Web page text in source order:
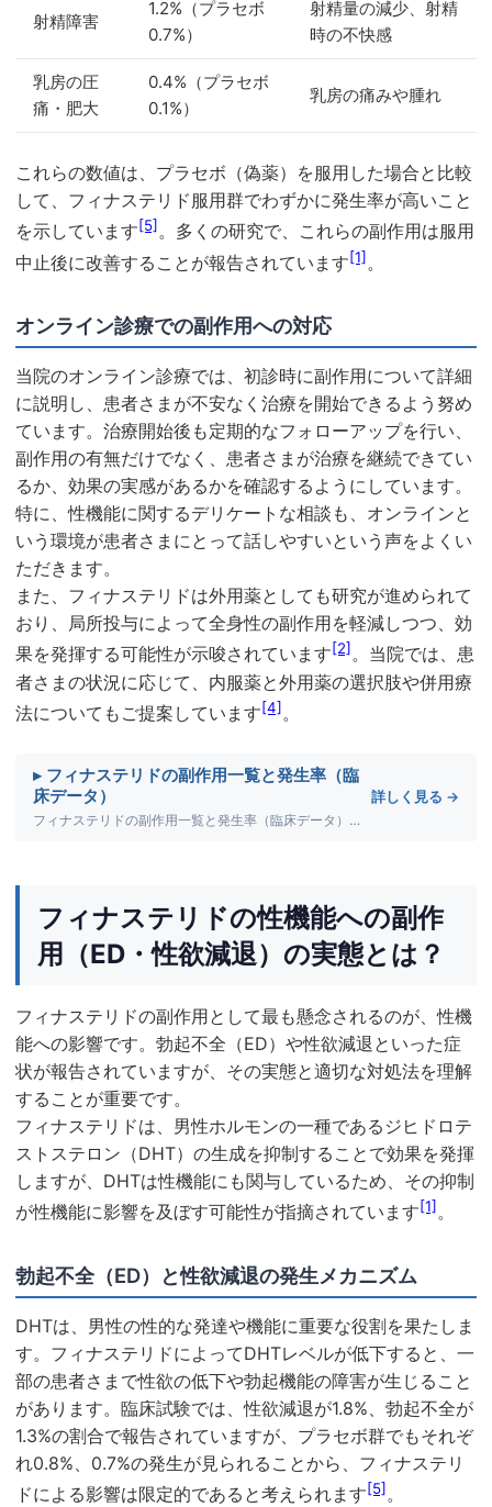
射精障害
1.2%（プラセボ
0.7%）
射精量の減少、射精
時の不快感
乳房の圧
痛・肥大
0.4%（プラセボ
0.1%）
乳房の痛みや腫れ
これらの数値は、プラセボ（偽薬）を服用した場合と比較
して、フィナステリド服用群でわずかに発生率が高いこと
を示しています[5] 。多くの研究で、これらの副作用は服用
中止後に改善することが報告されています[1] 。
オンライン診療での副作用への対応
当院のオンライン診療では、初診時に副作用について詳細
に説明し、患者さまが不安なく治療を開始できるよう努め
ています。治療開始後も定期的なフォローアップを行い、
副作用の有無だけでなく、患者さまが治療を継続できてい
るか、効果の実感があるかを確認するようにしています。
特に、性機能に関するデリケートな相談も、オンラインと
いう環境が患者さまにとって話しやすいという声をよくい
ただきます。
また、フィナステリドは外用薬としても研究が進められて
おり、局所投与によって全身性の副作用を軽減しつつ、効
果を発揮する可能性が示唆されています[2] 。当院では、患
者さまの状況に応じて、内服薬と外用薬の選択肢や併用療
法についてもご提案しています[4] 。
▸ フィナステリドの副作用一覧と発生率（臨
床データ）
フィナステリドの副作用一覧と発生率（臨床データ）について詳しく解説します。
詳しく見る →
フィナステリドの性機能への副作
用（ED・性欲減退）の実態とは？
フィナステリドの副作用として最も懸念されるのが、性機
能への影響です。勃起不全（ED）や性欲減退といった症
状が報告されていますが、その実態と適切な対処法を理解
することが重要です。
フィナステリドは、男性ホルモンの一種であるジヒドロテ
ストステロン（DHT）の生成を抑制することで効果を発揮
しますが、DHTは性機能にも関与しているため、その抑制
が性機能に影響を及ぼす可能性が指摘されています[1] 。
勃起不全（ED）と性欲減退の発生メカニズム
DHTは、男性の性的な発達や機能に重要な役割を果たしま
す。フィナステリドによってDHTレベルが低下すると、一
部の患者さまで性欲の低下や勃起機能の障害が生じること
があります。臨床試験では、性欲減退が1.8%、勃起不全が
1.3%の割合で報告されていますが、プラセボ群でもそれぞ
れ0.8%、0.7%の発生が見られることから、フィナステリ
ドによる影響は限定的であると考えられます[5] 。